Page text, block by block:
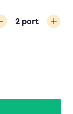
2 port